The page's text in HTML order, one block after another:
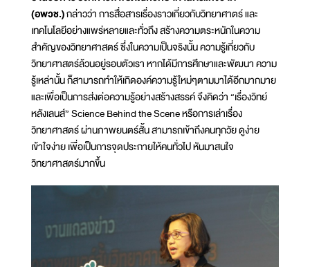
(อพวช.)กล่าวว่า การสื่อสารเรื่องราวเกี่ยวกับวิทยาศาตร์ และ
เทคโนโลยีอย่างแพร่หลายและทั่วถึง สร้างความตระหนักในความ
สำคัญของวิทยาศาสตร์ ซึ่งในความเป็นจริงนั้น ความรู้เกี่ยวกับ
วิทยาศาสตร์ล้วนอยู่รอบตัวเรา หากได้มีการศึกษาและพัฒนา ความ
รู้เหล่านั้น ก็สามารถทำให้เกิดองค์ความรู้ใหม่ๆตามมาได้อีกมากมาย
และเพื่อเป็นการส่งต่อความรู้อย่างสร้างสรรค์ จึงคิดว่า “เรื่องวิทย์
หลังเลนส์” Science Behind the Scene หรือการเล่าเรื่อง
วิทยาศาสตร์ ผ่านภาพยนตร์สั้น สามารถเข้าถึงคนทุกวัย ดูง่าย
เข้าใจง่าย เพื่อเป็นการจุดประกายให้คนทั่วไป หันมาสนใจ
วิทยาศาสตร์มากขึ้น